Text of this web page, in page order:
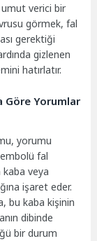
verici bir
görmek, fal
gerektiği
gizlenen
hatırlatır.
Göre Yorumlar
yorumu
fal
veya
işaret eder.
bu kaba kişinin
dibinde
bir durum